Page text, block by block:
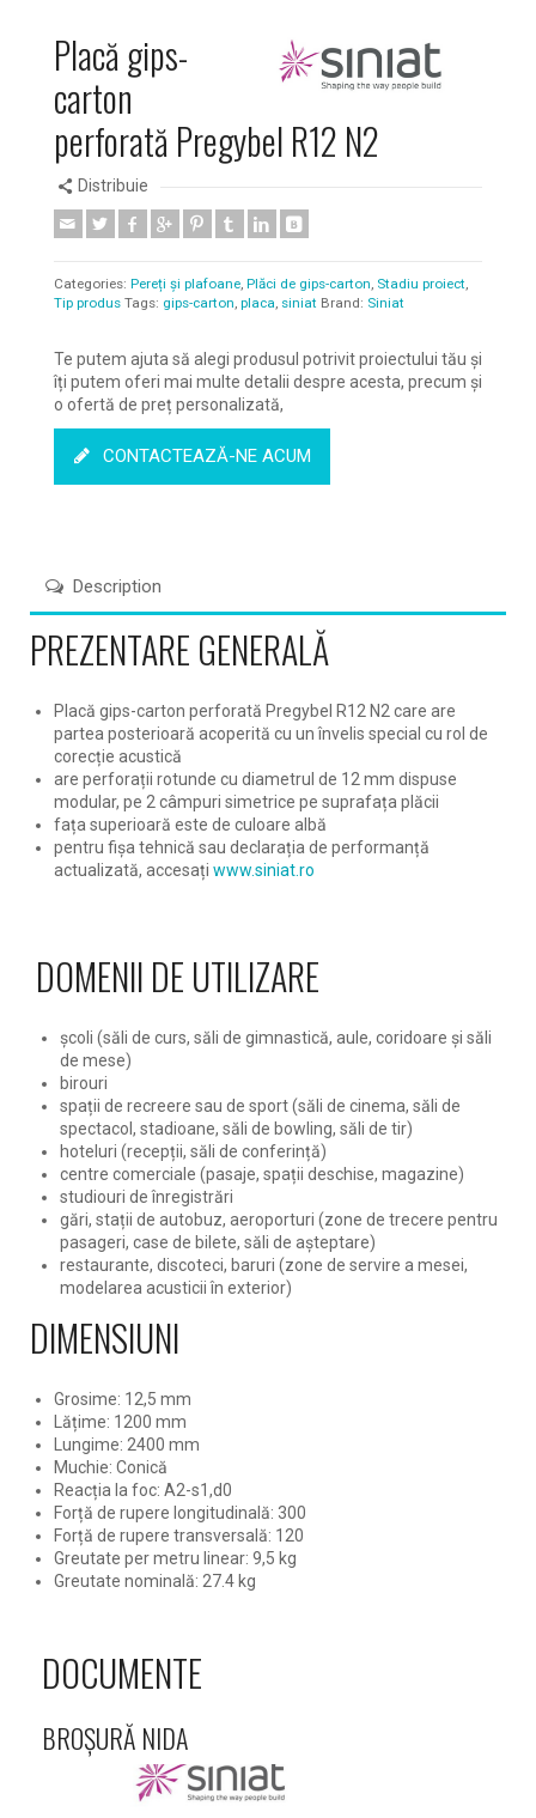
Placă gips-
carton
perforată Pregybel R12 N2
Distribuie
Categories: Pereți și plafoane, Plăci de gips-carton, Stadiu proiect,
Tip produs Tags: gips-carton, placa, siniat Brand: Siniat
Te putem ajuta să alegi produsul potrivit proiectului tău și
îți putem oferi mai multe detalii despre acesta, precum și
o ofertă de preț personalizată,
CONTACTEAZĂ-NE ACUM
Description
PREZENTARE GENERALĂ
Placă gips-carton perforată Pregybel R12 N2 care are
partea posterioară acoperită cu un învelis special cu rol de
corecție acustică
are perforații rotunde cu diametrul de 12 mm dispuse
modular, pe 2 câmpuri simetrice pe suprafața plăcii
fața superioară este de culoare albă
pentru fișa tehnică sau declarația de performanță
actualizată, accesați www.siniat.ro
DOMENII DE UTILIZARE
școli (săli de curs, săli de gimnastică, aule, coridoare și săli
de mese)
birouri
spații de recreere sau de sport (săli de cinema, săli de
spectacol, stadioane, săli de bowling, săli de tir)
hoteluri (recepții, săli de conferință)
centre comerciale (pasaje, spații deschise, magazine)
studiouri de înregistrări
gări, stații de autobuz, aeroporturi (zone de trecere pentru
pasageri, case de bilete, săli de așteptare)
restaurante, discoteci, baruri (zone de servire a mesei,
modelarea acusticii în exterior)
DIMENSIUNI
Grosime: 12,5 mm
Lățime: 1200 mm
Lungime: 2400 mm
Muchie: Conică
Reacția la foc: A2-s1,d0
Forță de rupere longitudinală: 300
Forță de rupere transversală: 120
Greutate per metru linear: 9,5 kg
Greutate nominală: 27.4 kg
DOCUMENTE
BROȘURĂ NIDA